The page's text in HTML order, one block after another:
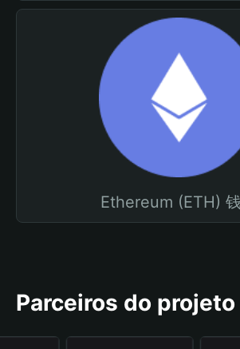
Ethereum (ETH)
Parceiros do projeto